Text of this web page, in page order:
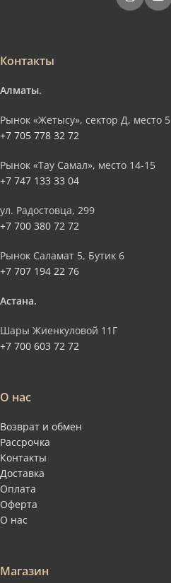
Контакты
Алматы.
Рынок «Жетысу», сектор Д, место 5
+7 705 778 32 72
Рынок «Тау Самал», место 14-15
+7 747 133 33 04
ул. Радостовца, 299
+7 700 380 72 72
Рынок Саламат 5, Бутик 6
+7 707 194 22 76
Астана.
Шары Жиенкуловой 11Г
+7 700 603 72 72
О нас
Возврат и обмен
Рассрочка
Контакты
Доставка
Оплата
Оферта
О нас
Магазин